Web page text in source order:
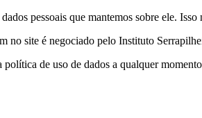
pessoais que mantemos sobre ele.
no site é negociado pelo Instituto
de uso de dados a qualquer